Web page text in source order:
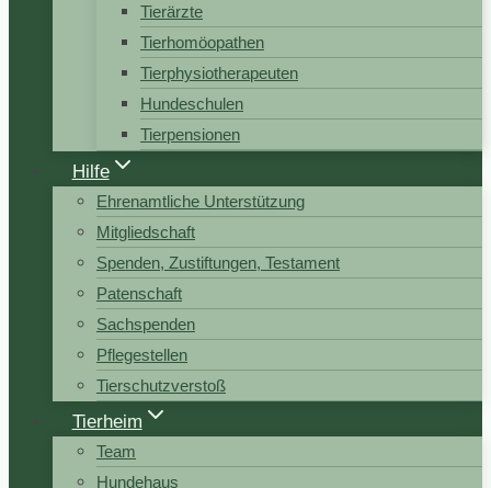
Tierärzte
Tierhomöopathen
Tierphysiotherapeuten
Hundeschulen
Tierpensionen
Hilfe
Ehrenamtliche Unterstützung
Mitgliedschaft
Spenden, Zustiftungen, Testament
Patenschaft
Sachspenden
Pflegestellen
Tierschutzverstoß
Tierheim
Team
Hundehaus